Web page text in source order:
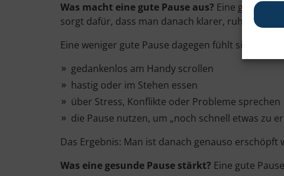
Was macht eine gute Pause aus? Eine gute
sorgt dafür, dass man danach klarer, ruhiger
Eine weniger gute Pause dagegen fühlt sich oft so
gedankenlos am Handy scrollen
hastig oder im Stehen essen
über Stress, Konflikte oder Probleme sprechen
die Pause nutzen, um „noch schnell etwas zu
Das Ergebnis: Man ist danach genauso
Was eine gesunde Pause stärkt? Eine gute